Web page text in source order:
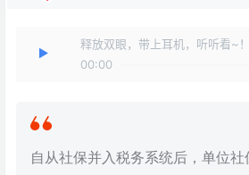
释放双眼，带上耳机，听听看~！
00:00
自从社保并入税务系统后，单位社